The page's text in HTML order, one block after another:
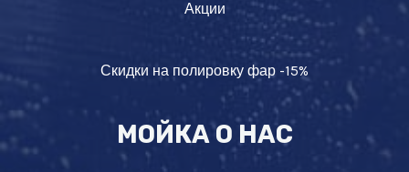
Акции
Скидки на полировку фар -15%
МОЙКА О НАС